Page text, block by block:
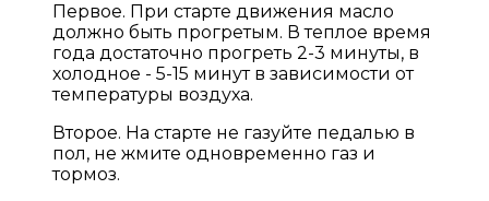
Первое. При старте движения масло
должно быть прогретым. В теплое время
года достаточно прогреть 2-3 минуты, в
холодное - 5-15 минут в зависимости от
температуры воздуха.
Второе. На старте не газуйте педалью в
пол, не жмите одновременно газ и
тормоз.